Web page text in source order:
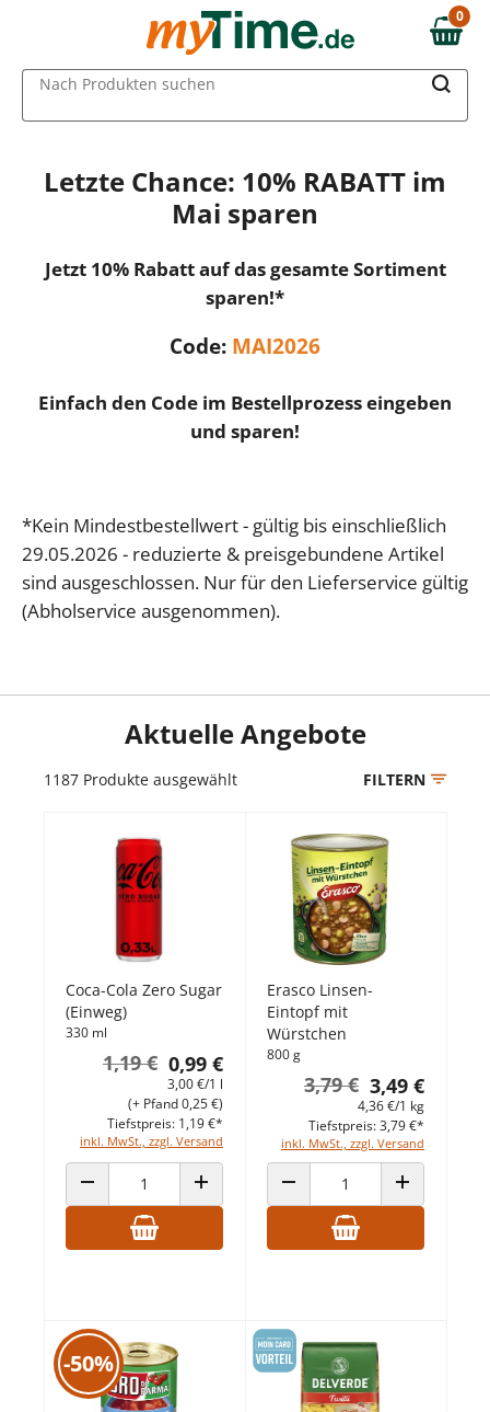
0,00 €
0
Nach Produkten suchen
Letzte Chance: 10% RABATT im
Mai sparen
Jetzt 10% Rabatt auf das gesamte Sortiment
sparen!*
Code: MAI2026
Einfach den Code im Bestellprozess eingeben
und sparen!
*Kein Mindestbestellwert - gültig bis einschließlich
29.05.2026 - reduzierte & preisgebundene Artikel
sind ausgeschlossen. Nur für den Lieferservice gültig
(Abholservice ausgenommen).
Aktuelle Angebote
1187 Produkte ausgewählt FILTERN
Coca-Cola Zero Sugar
(Einweg)
330 ml
0,99 €
1,19 €
3,00 €/1 l
inkl. MwSt., zzgl. Versand
(+ Pfand 0,25 €)
Tiefstpreis: 1,19 €*
ANZAHL VERRINGERNANZAHL ERHÖHEN
Erasco Linsen-
Eintopf mit
Würstchen
800 g
3,49 €
3,79 €
4,36 €/1 kg
inkl. MwSt., zzgl. Versand
Tiefstpreis: 3,79 €*
ANZAHL VERRINGERNANZAHL
-50%